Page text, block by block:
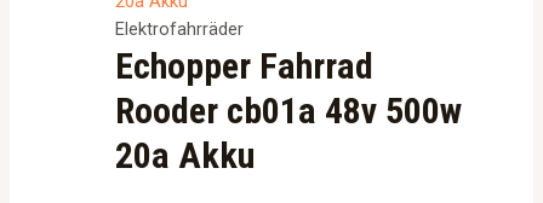
Elektrofahrräder
Echopper Fahrrad
Rooder cb01a 48v 500w
20a Akku